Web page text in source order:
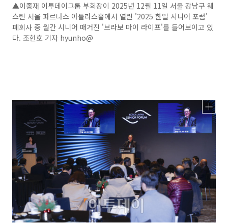
▲이종재 이투데이그룹 부회장이 2025년 12월 11일 서울 강남구 웨
스틴 서울 파르나스 아틀라스홀에서 열린 '2025 한일 시니어 포럼'
폐회사 중 월간 시니어 매거진 '브라보 마이 라이프'를 들어보이고 있
다. 조현호 기자 hyunho@